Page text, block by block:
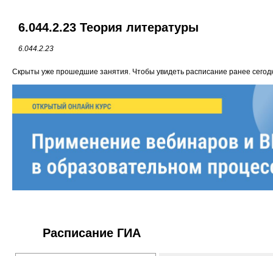
6.044.2.23 Теория литературы
6.044.2.23
Скрыты уже прошедшие занятия. Чтобы увидеть расписание ранее
Расписание ГИА